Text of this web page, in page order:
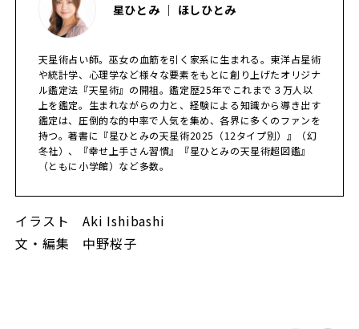
星ひとみ ｜ ほしひとみ
天星術占い師。巫女の血筋を引く家系に生まれる。東洋占星術
や統計学、心理学など様々な要素をもとに創り上げたオリジナ
ル鑑定法『天星術』の開祖。鑑定歴25年でこれまで３万人以
上を鑑定。生まれながらの力と、経験による知識から導き出す
鑑定は、圧倒的な的中率で人気を集め、各界に多くのファンを
持つ。著書に『星ひとみの天星術2025（12タイプ別）』（幻
冬社）、『幸せ上手さん習慣』『星ひとみの天星術超図鑑』
（ともに小学館）など多数。
イラスト Aki Ishibashi
文・編集 中野桜子